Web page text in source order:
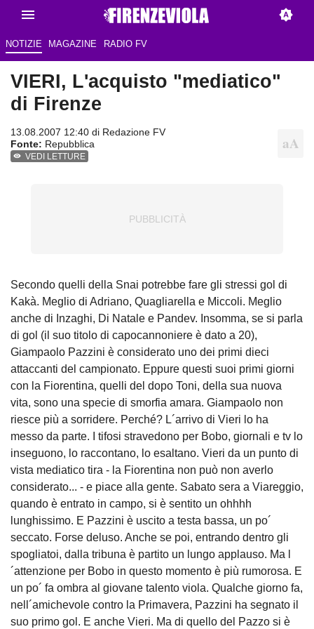
NOTIZIE MAGAZINE RADIO FV
VIERI, L'acquisto "mediatico"
di Firenze
13.08.2007 12:40 di Redazione FV
Fonte: Repubblica
VEDI LETTURE
Secondo quelli della Snai potrebbe fare gli stressi gol di
Kakà. Meglio di Adriano, Quagliarella e Miccoli. Meglio
anche di Inzaghi, Di Natale e Pandev. Insomma, se si parla
di gol (il suo titolo di capocannoniere è dato a 20),
Giampaolo Pazzini è considerato uno dei primi dieci
attaccanti del campionato. Eppure questi suoi primi giorni
con la Fiorentina, quelli del dopo Toni, della sua nuova
vita, sono una specie di smorfia amara. Giampaolo non
riesce più a sorridere. Perché? L´arrivo di Vieri lo ha
messo da parte. I tifosi stravedono per Bobo, giornali e tv lo
inseguono, lo raccontano, lo esaltano. Vieri da un punto di
vista mediatico tira - la Fiorentina non può non averlo
considerato... - e piace alla gente. Sabato sera a Viareggio,
quando è entrato in campo, si è sentito un ohhhh
lunghissimo. E Pazzini è uscito a testa bassa, un po´
seccato. Forse deluso. Anche se poi, entrando dentro gli
spogliatoi, dalla tribuna è partito un lungo applauso. Ma l
´attenzione per Bobo in questo momento è più rumorosa. E
un po´ fa ombra al giovane talento viola. Qualche giorno fa,
nell´amichevole contro la Primavera, Pazzini ha segnato il
suo primo gol. E anche Vieri. Ma di quello del Pazzo si è